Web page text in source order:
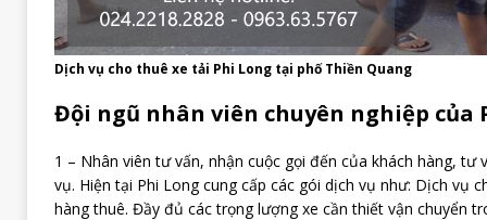
Dịch vụ cho thuê xe tải Phi Long tại phố Thiền Quang
Đội ngũ nhân viên chuyên nghiệp của
1 – Nhân viên tư vấn, nhận cuộc gọi đến của khách hàng, tư
vụ. Hiện tại Phi Long cung cấp các gói dịch vụ như: Dịch vụ
hàng thuê. Đầy đủ các trọng lượng xe cần thiết vận chuyển